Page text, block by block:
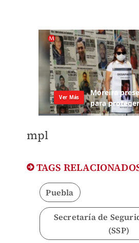
mpl
TAGS
Puebla
Secretaría de
(SSP)